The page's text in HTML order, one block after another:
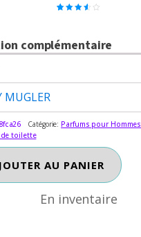
sur
notations
complémentaire
MUGLER
Catégorie: Parfums pour Hommes
de toilette
AU PANIER
En inventaire